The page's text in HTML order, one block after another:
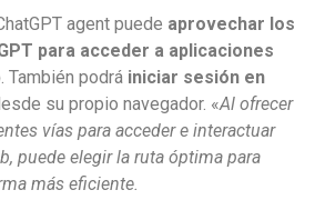
agent puede aprovechar los
para acceder a aplicaciones
. También podrá iniciar sesión en
su propio navegador. «Al ofrecer
vías para acceder e interactuar
puede elegir la ruta óptima para
más eficiente.